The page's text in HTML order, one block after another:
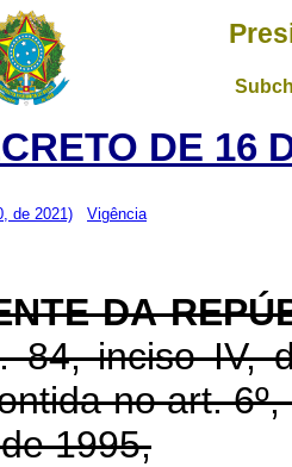
DE 16
de 2021) Vigência
DA
84, inciso IV,
no art.
1995,